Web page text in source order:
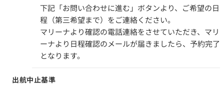
下記「お問い合わせに進む」ボタンより、ご希望の日
程（第三希望まで）をご連絡ください。
マリーナより確認の電話連絡をさせていただき、マリ
ーナより日程確認のメールが届きましたら、予約完了
となります。
出航中止基準